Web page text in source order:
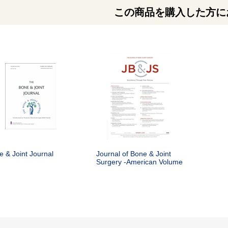
この商品を購入した方
& Joint Journal
Journal of Bone & Joint
Surgery -American Volume